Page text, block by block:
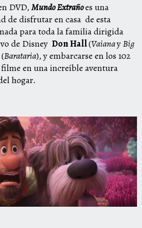
DVD,Mundo Extrañoes una
de disfrutar en casa de esta
para toda la familia dirigida
de Disney Don Hall(VaianayBig
(Barataria), y embarcarse en los 102
en una increíble aventura
hogar.